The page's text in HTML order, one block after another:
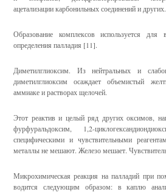
ацетализации карбонильных соединений и других.
Образование комплексов используется
определения палладия [11].
Диметилглиоксим. Из нейтральных и
диметилглиоксим осаждает объемистый
аммиаке и растворах щелочей.
Этот реактив и целый ряд других оксимов,
фурфуральдоксим, 1,2-
специфическими и чувствительными
металлы не мешают. Железо мешает.
Микрохимическая реакция на палладий при
водится следующим образом: в каплю